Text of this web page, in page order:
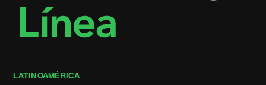
LATINOAMÉRICA